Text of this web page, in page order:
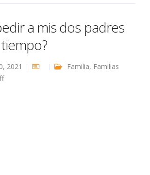
a mis dos padres
2021 Familia, Familias
on ¿Puedo pedir a mis dos padres al mismo